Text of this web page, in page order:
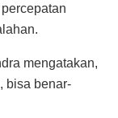
mengatakan,
bisa benar-